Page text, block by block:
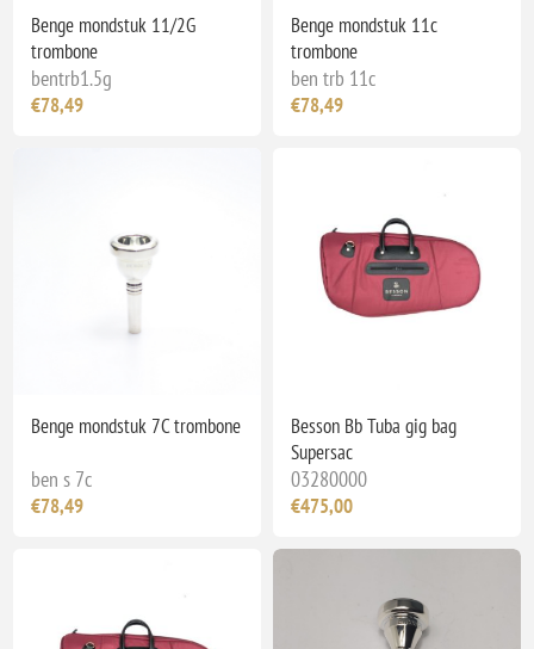
Benge mondstuk 11/2G
trombone
bentrb1.5g
€78,49
Benge mondstuk 11c
trombone
ben trb 11c
€78,49
Benge mondstuk 7C trombone
ben s 7c
€78,49
Besson Bb Tuba gig bag
Supersac
03280000
€475,00